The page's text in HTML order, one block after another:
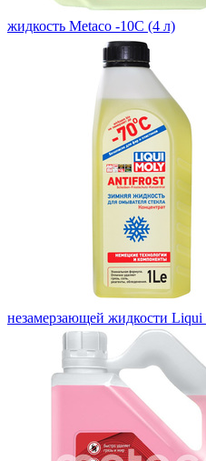
жидкость Metaco -10C (4 л)
незамерзающей жидкости